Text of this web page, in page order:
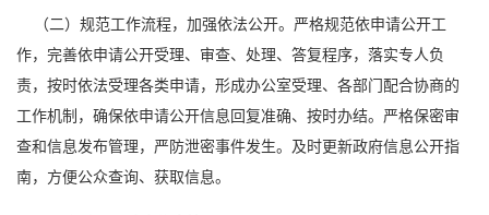
（二）规范工作流程，加强依法公开。严格规范依申请公开工
作，完善依申请公开受理、审查、处理、答复程序，落实专人负
责，按时依法受理各类申请，形成办公室受理、各部门配合协商的
工作机制，确保依申请公开信息回复准确、按时办结。严格保密审
查和信息发布管理，严防泄密事件发生。及时更新政府信息公开指
南，方便公众查询、获取信息。